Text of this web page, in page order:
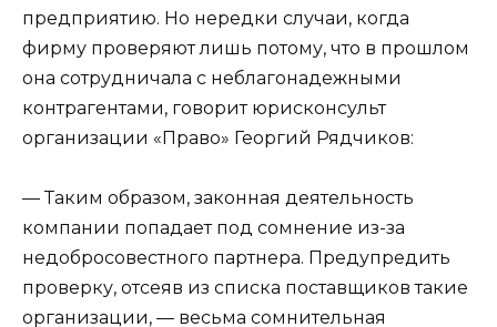
предприятию. Но нередки случаи, когда
фирму проверяют лишь потому, что в прошлом
она сотрудничала с неблагонадежными
контрагентами, говорит юрисконсульт
организации «Право» Георгий Рядчиков:
— Таким образом, законная деятельность
компании попадает под сомнение из-за
недобросовестного партнера. Предупредить
проверку, отсеяв из списка поставщиков такие
организации, — весьма сомнительная